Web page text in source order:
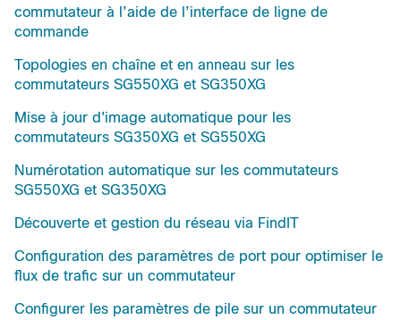
commutateur à l’aide de l’interface de ligne de
commande
Topologies en chaîne et en anneau sur les
commutateurs SG550XG et SG350XG
Mise à jour d'image automatique pour les
commutateurs SG350XG et SG550XG
Numérotation automatique sur les commutateurs
SG550XG et SG350XG
Découverte et gestion du réseau via FindIT
Configuration des paramètres de port pour optimiser le
flux de trafic sur un commutateur
Configurer les paramètres de pile sur un commutateur